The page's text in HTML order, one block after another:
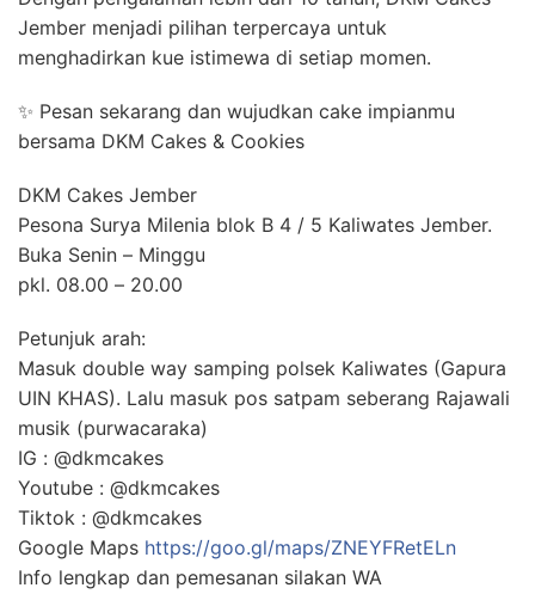
Jember menjadi pilihan terpercaya untuk
menghadirkan kue istimewa di setiap momen.
✨ Pesan sekarang dan wujudkan cake impianmu
bersama DKM Cakes & Cookies
DKM Cakes Jember
Pesona Surya Milenia blok B 4 / 5 Kaliwates Jember.
Buka Senin – Minggu
pkl. 08.00 – 20.00
Petunjuk arah:
Masuk double way samping polsek Kaliwates (Gapura
UIN KHAS). Lalu masuk pos satpam seberang Rajawali
musik (purwacaraka)
IG : @dkmcakes
Youtube : @dkmcakes
Tiktok : @dkmcakes
Google Maps https://goo.gl/maps/ZNEYFRetELn
Info lengkap dan pemesanan silakan WA